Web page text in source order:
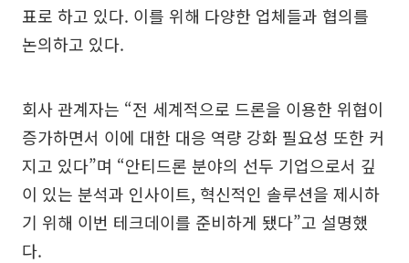
표로 하고 있다. 이를 위해 다양한 업체들과 협의를
논의하고 있다.
회사 관계자는 “전 세계적으로 드론을 이용한 위협이
증가하면서 이에 대한 대응 역량 강화 필요성 또한 커
지고 있다”며 “안티드론 분야의 선두 기업으로서 깊
이 있는 분석과 인사이트, 혁신적인 솔루션을 제시하
기 위해 이번 테크데이를 준비하게 됐다”고 설명했
다.